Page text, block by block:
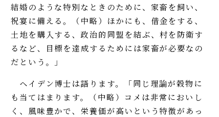
結婚のような特別なときのために、家畜を飼い、
祝宴に備える。（中略）ほかにも、借金をする、
土地を購入する、政治的同盟を結ぶ、村を防衛す
るなど、目標を達成するためには家畜が必要なの
だという。」
ヘイデン博士は語ります。「同じ理論が穀物に
も当てはまります。（中略）コメは非常においし
く、風味豊かで、栄養価が高いという特徴があっ